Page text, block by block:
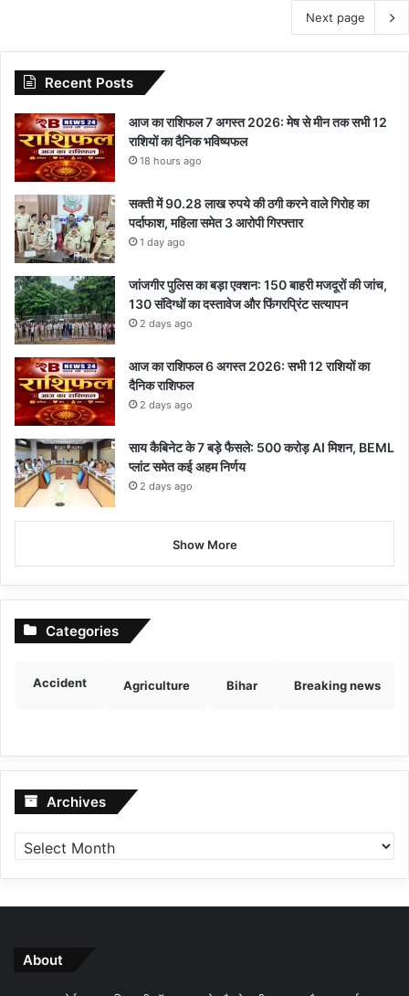
Next page
Recent Posts
आज का राशिफल 7 अगस्त 2026: मेष से मीन तक सभी 12
राशियों का दैनिक भविष्यफल
18 hours ago
सक्ती में 90.28 लाख रुपये की ठगी करने वाले गिरोह का
पर्दाफाश, महिला समेत 3 आरोपी गिरफ्तार
1 day ago
जांजगीर पुलिस का बड़ा एक्शन: 150 बाहरी मजदूरों की जांच,
130 संदिग्धों का दस्तावेज और फिंगरप्रिंट सत्यापन
2 days ago
आज का राशिफल 6 अगस्त 2026: सभी 12 राशियों का
दैनिक राशिफल
2 days ago
साय कैबिनेट के 7 बड़े फैसले: 500 करोड़ AI मिशन, BEML
प्लांट समेत कई अहम निर्णय
2 days ago
Show More
Categories
Accident Agriculture Bihar Breaking news
Archives Archives
About